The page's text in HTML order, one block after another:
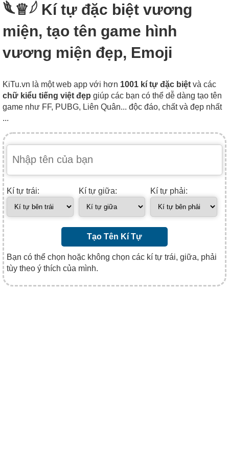
𓆰♕𓆪 Kí tự đặc biệt vương
miện, tạo tên game hình
vương miện đẹp, Emoji
KiTu.vn là một web app với hơn 1001 kí tự đặc biệt và các
chữ kiểu tiếng việt đẹp giúp các bạn có thể dễ dàng tạo tên
game như FF, PUBG, Liên Quân... độc đáo, chất và đẹp nhất
...
Kí tự trái: Kí tự giữa: Kí tự phải:
Tạo Tên Kí Tự
Bạn có thể chọn hoặc không chọn các kí tự trái, giữa, phải
tùy theo ý thích của mình.